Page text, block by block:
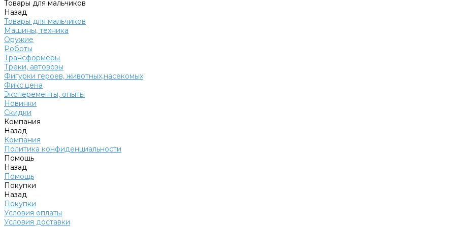
Товары для мальчиков
Назад
Товары для мальчиков
Машины, техника
Оружие
Роботы
Трансформеры
Треки, автовозы
Фигурки героев, животных,насекомых
Фикс.цена
Эксперементы, опыты
Новинки
Скидки
Компания
Назад
Компания
Политика конфиденциальности
Помощь
Назад
Помощь
Покупки
Назад
Покупки
Условия оплаты
Условия доставки